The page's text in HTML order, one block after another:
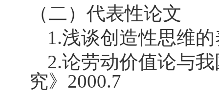
（二）代表性论文
1.浅谈创造性思维
2.论劳动价值论与
究》 2000.7